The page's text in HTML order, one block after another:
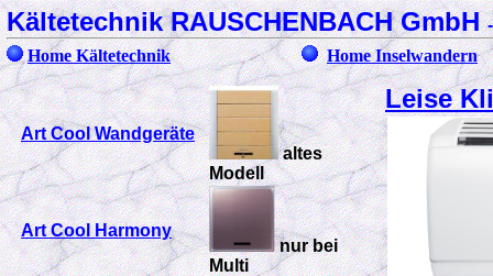
Kältetechnik RAUSCHENBACH GmbH
Home Kältetechnik
Home Inselwandern
Art Cool Wandgeräte
altes
Modell
Art Cool Harmony
nur bei
Multi
Leise